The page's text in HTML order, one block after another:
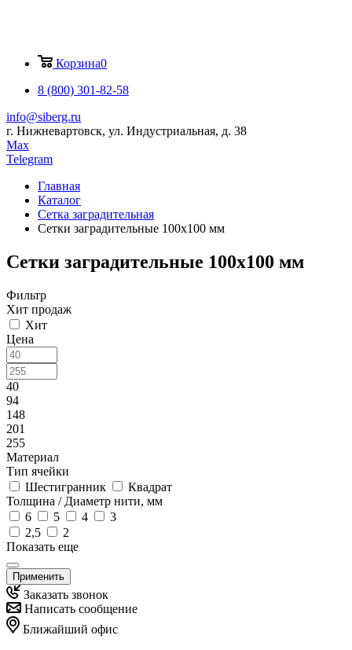
Корзина0
8 (800) 301-82-58
info@siberg.ru
г. Нижневартовск, ул. Индустриальная, д. 38
Max
Telegram
Главная
Каталог
Сетка заградительная
Сетки заградительные 100х100 мм
Сетки заградительные 100х100 мм
Фильтр
Хит продаж
Хит
Цена
40
94
148
201
255
Материал
Тип ячейки
Шестигранник
Квадрат
Толщина / Диаметр нити, мм
6
5 4
3
2,5
2
Показать еще
Применить
Заказать звонок
Написать сообщение
Ближайший офис